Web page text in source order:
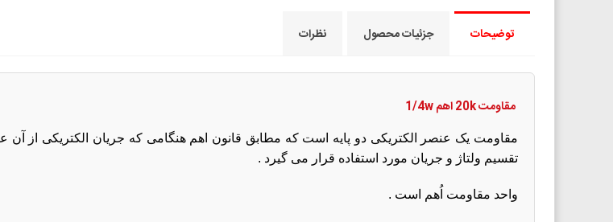
توضیحات جزئیات محصول نظرات
مقاومت20kاهم 1/4w
مقاومت یک عنصر الکتریکی دو پایه است که مطابق قانون اهم هنگامی که جریان الکتریکی از آن
تقسیم ولتاژ و جریان مورد استفاده قرار می گیرد .
واحد مقاومت اُهم است .